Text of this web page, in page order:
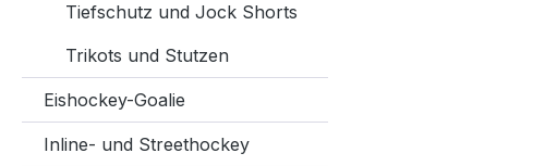
Tiefschutz und Jock Shorts
Trikots und Stutzen
Eishockey-Goalie
Inline- und Streethockey